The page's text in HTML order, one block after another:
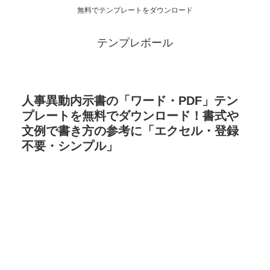
無料でテンプレートをダウンロード
テンプレボール
人事異動内示書の「ワード・PDF」テン
プレートを無料でダウンロード！書式や
文例で書き方の参考に「エクセル・登録
不要・シンプル」